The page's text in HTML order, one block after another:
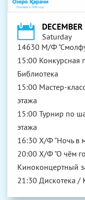
Saturday
14630 М/Ф
15:00 Конкурсная
Библиотека
15:00 Мастер-
этажа
15:00 Турнир по
этажа
16:30 Х/Ф "Ночь в
20:00 Х/Ф "О чём
Киноконцертный
21:30 Дискотека /